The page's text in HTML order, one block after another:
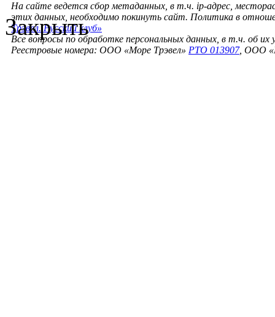
На сайте ведется сбор метаданных, в т.ч. ip-адрес,
этих данных, необходимо покинуть сайт. Политика в
Трэвел. Русский клуб»
Все вопросы по обработке персональных данных, в т.ч. об их
Реестровые номера: ООО «Море Трэвел» РТО 013907, ООО
Закрыть